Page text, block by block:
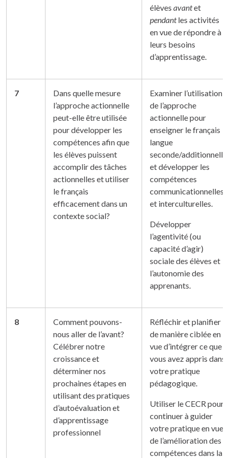
élèves avantet
pendantles activités
en vue de répondre à
leurs besoins
d’apprentissage.
7
Dans quelle mesure
l’approche actionnelle
peut-elle être utilisée
pour développer les
compétences afin que
les élèves puissent
accomplir des tâches
actionnelles et utiliser
le français
efficacement dans un
contexte social?
Examiner l’utilisation
de l’approche
actionnelle pour
enseigner le français
langue
seconde/additionnelle
et développer les
compétences
communicationnelles
et interculturelles.
Développer
l’agentivité (ou
capacité d’agir)
sociale des élèves et
l’autonomie des
apprenants.
8
Comment pouvons-
nous aller de l’avant?
Célébrer notre
croissance et
déterminer nos
prochaines étapes en
utilisant des pratiques
d’autoévaluation et
d’apprentissage
professionnel
Réfléchir et planifier
de manière ciblée en
vue d’intégrer ce que
vous avez appris dans
votre pratique
pédagogique.
Utiliser le CECR pour
continuer à guider
votre pratique en vue
de l’amélioration des
compétences dans la